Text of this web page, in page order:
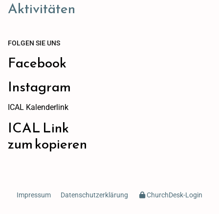
Aktivitäten
FOLGEN SIE UNS
Facebook
Instagram
ICAL Kalenderlink
ICAL Link
zum kopieren
Impressum Datenschutzerklärung ChurchDesk-Login